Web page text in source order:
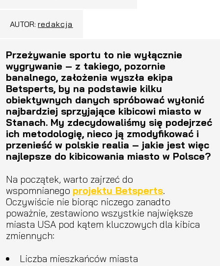
AUTOR: redakcja
Przeżywanie sportu to nie wyłącznie
wygrywanie – z takiego, pozornie
banalnego, założenia wyszła ekipa
Betsperts, by na podstawie kilku
obiektywnych danych spróbować wyłonić
najbardziej sprzyjające kibicowi miasto w
Stanach. My zdecydowaliśmy się podejrzeć
ich metodologię, nieco ją zmodyfikować i
przenieść w polskie realia – jakie jest więc
najlepsze do kibicowania miasto w Polsce?
Na początek, warto zajrzeć do
wspomnianego projektu Betsperts.
Oczywiście nie biorąc niczego zanadto
poważnie, zestawiono wszystkie największe
miasta USA pod kątem kluczowych dla kibica
zmiennych:
Liczba mieszkańców miasta